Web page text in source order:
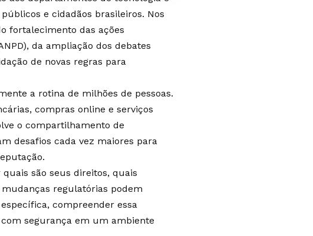
e cidadãos brasileiros. Nos
fortalecimento das ações
da ampliação dos debates
de novas regras para
a rotina de milhões de pessoas.
compras online e serviços
o compartilhamento de
desafios cada vez maiores para
são seus direitos, quais
regulatórias podem
compreender essa
segurança em um ambiente